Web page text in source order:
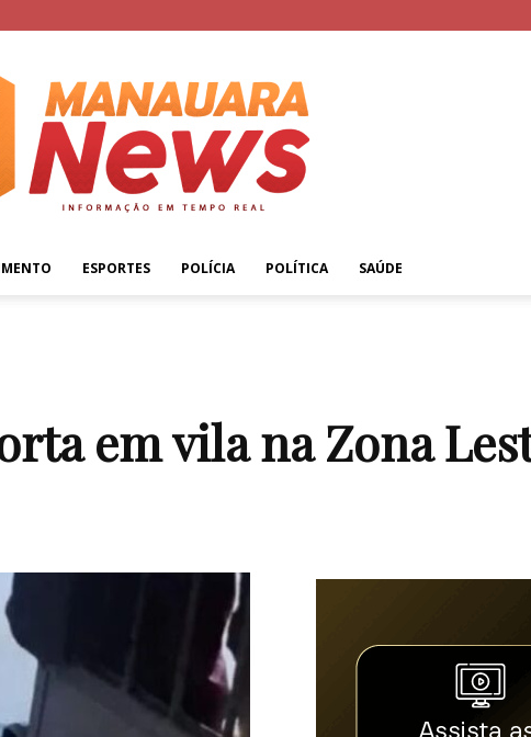
News
ESPORTES POLÍCIA POLÍTICA SAÚDE
em vila na Zona